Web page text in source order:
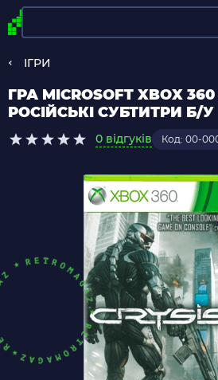
ІГРИ
ГРА MICROSOFT XBOX 360
РОСІЙСЬКІ СУБТИТРИ Б/У
0 відгуків Код: 00-